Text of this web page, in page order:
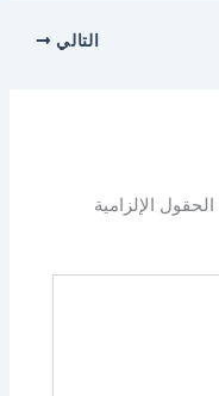
التالي
الحقول الإلزامية